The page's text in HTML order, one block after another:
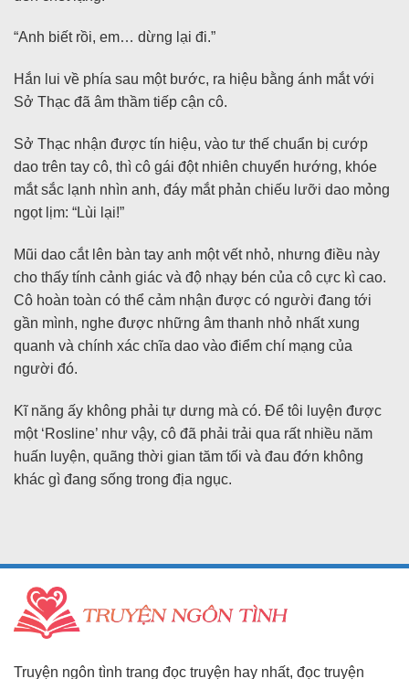
“Anh biết rồi, em… dừng lại đi.”
Hắn lui về phía sau một bước, ra hiệu bằng ánh mắt với
Sở Thạc đã âm thầm tiếp cận cô.
Sở Thạc nhận được tín hiệu, vào tư thế chuẩn bị cướp
dao trên tay cô, thì cô gái đột nhiên chuyển hướng, khóe
mắt sắc lạnh nhìn anh, đáy mắt phản chiếu lưỡi dao mỏng
ngọt lịm: “Lùi lại!”
Mũi dao cắt lên bàn tay anh một vết nhỏ, nhưng điều này
cho thấy tính cảnh giác và độ nhạy bén của cô cực kì cao.
Cô hoàn toàn có thể cảm nhận được có người đang tới
gần mình, nghe được những âm thanh nhỏ nhất xung
quanh và chính xác chĩa dao vào điểm chí mạng của
người đó.
Kĩ năng ấy không phải tự dưng mà có. Để tôi luyện được
một ‘Rosline’ như vậy, cô đã phải trải qua rất nhiều năm
huấn luyện, quãng thời gian tăm tối và đau đớn không
khác gì đang sống trong địa ngục.
Truyện ngôn tình trang đọc truyện hay nhất, đọc truyện